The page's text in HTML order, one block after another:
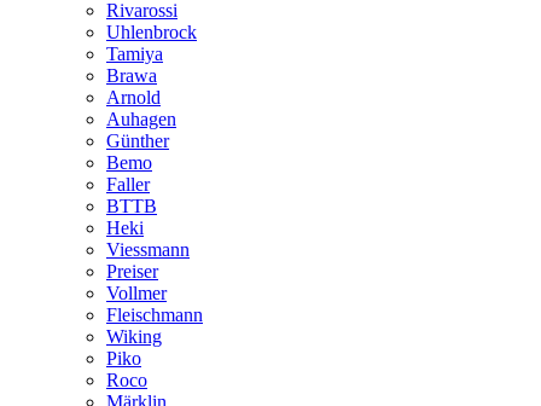
Rivarossi
Uhlenbrock
Tamiya
Brawa
Arnold
Auhagen
Günther
Bemo
Faller
BTTB
Heki
Viessmann
Preiser
Vollmer
Fleischmann
Wiking
Piko
Roco